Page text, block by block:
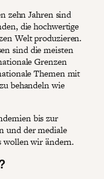
zehn Jahren sind
die hochwertige
Welt produzieren.
sind die meisten
Grenzen
Themen mit
behandeln wie
bis zur
und der mediale
wollen wir ändern.